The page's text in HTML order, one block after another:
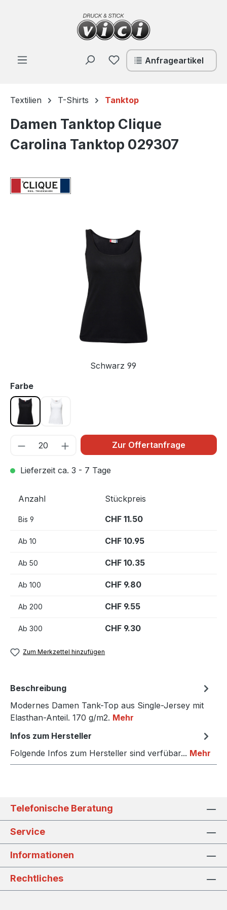
Zum Hauptinhalt springen
Du hast 0 Produkte auf
Anfrageartikel
Textilien T-Shirts Tanktop
Damen Tanktop Clique
Carolina Tanktop 029307
Bildergalerie überspringen
Schwarz 99
Farbeauswählen
Schwarz 99Weiss 00
Zur Offertanfrage
Lieferzeit ca. 3 - 7 Tage
Anzahl Stückpreis
Bis 9 CHF 11.50
Ab 10 CHF 10.95
Ab 50 CHF 10.35
Ab 100 CHF 9.80
Ab 200 CHF 9.55
Ab 300 CHF 9.30
Zum Merkzettel hinzufügen
Beschreibung
Modernes Damen Tank-Top aus Single-Jersey mit
Elasthan-Anteil. 170 g/m2. Mehr
Infos zum Hersteller
Folgende Infos zum Hersteller sind verfübar... Mehr
Telefonische Beratung
Service
Informationen
Rechtliches